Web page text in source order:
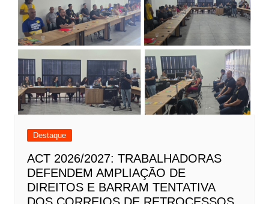
Destaque
ACT 2026/2027: TRABALHADORAS
DEFENDEM AMPLIAÇÃO DE
DIREITOS E BARRAM TENTATIVA